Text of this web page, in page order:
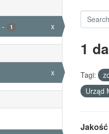
- 1 x
x
1
Tagi:
Urząd